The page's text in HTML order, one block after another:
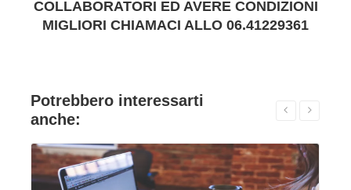
COLLABORATORI ED AVERE CONDIZIONI
MIGLIORI CHIAMACI ALLO 06.41229361
Potrebbero interessarti
anche: